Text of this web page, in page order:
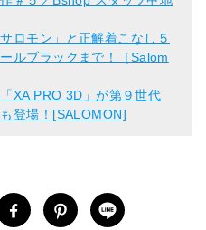
ロモン」と正解着こなし５
ルブラックまで！［Salom
XA PRO 3D」が第９世代
登場！[SALOMON]